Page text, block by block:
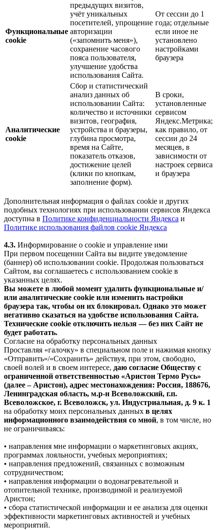
Функциональные
cookie
предыдущих визитов,
учёт уникальных
посетителей, упрощение
авторизации
(«запомнить меня»),
сохранение часового
пояса пользователя,
улучшение удобства
использования Сайта.
От сессии до 1
года; отдельные
если иное не
установлено
настройками
браузера
Аналитические
cookie
Сбор и статистический
анализ данных об
использовании Сайта:
количество и источники
визитов, география,
устройства и браузеры,
глубина просмотра,
время на Сайте,
показатель отказов,
достижение целей
(клики по кнопкам,
заполнение форм).
В сроки,
установленные
сервисом
Яндекс.Метрика;
как правило, от
сессии до 24
месяцев, в
зависимости от
настроек сервиса
и браузера
Дополнительная информация о файлах cookie и других
подобных технологиях при использовании сервисов Яндекса
доступна в Политике конфиденциальности Яндекса и
Политике использования файлов cookie Яндекса
4.3. Информирование о cookie и управление ими
При первом посещении Сайта вы видите уведомление
(баннер) об использовании cookie. Продолжая пользоваться
Сайтом, вы соглашаетесь с использованием cookie в
указанных целях.
Вы можете в любой момент удалить функциональные и/
или аналитические cookie или изменить настройки
браузера так, чтобы он их блокировал. Однако это может
негативно сказаться на удобстве использования Сайта.
Технические cookie отключить нельзя — без них Сайт не
будет работать.
Согласие на обработку персональных данных
Проставляя «галочку» в специальном поле и нажимая кнопку
«Отправить»/«Сохранить» действуя, при этом, свободно,
своей волей и в своем интересе, даю согласие Обществу с
ограниченной ответственностью «Аристон Термо Русь»
(далее – Аристон), адрес местонахождения: Россия, 188676,
Ленинградская область, м.р-н Всеволожский, г.п.
Всеволожское, г. Всеволожск, ул. Индустриальная, д. 9 к. 1
на обработку моих персональных данных в целях
информационного взаимодействия со мной, в том числе, но
не ограничиваясь:
• направления мне информации о маркетинговых акциях,
программах лояльности, учебных мероприятиях;
• направления предложений, связанных с возможным
сотрудничеством;
• направления информации о водонагревательной и
отопительной технике, производимой и реализуемой
Аристон;
• сбора статистической информации и ее анализа для оценки
эффективности маркетинговых активностей и учебных
мероприятий.